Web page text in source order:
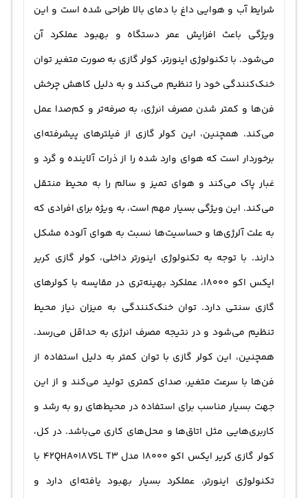
شرایط آب و هوایی داغ با دمای بالا طراحی شده است و این
ویژگی باعث افزایش عمر دستگاه و بهبود عملکرد آن
می‌شود. با تکنولوژی اینورتر، کولر گازی به صورت متغیر توان
خنک‌کنندگی خود را تنظیم می‌کند و به دلیل کاهش چرخش
فن‌ها و کمتر شدن مصرف انرژی، به صرفه‌تر و کم‌صدا عمل
می‌کند. همچنین، این کولر گازی از فیلترهای پیشرفته‌ای
برخوردار است که هوای وارد شده را از ذرات آلاینده و گرد و
غبار پاک می‌کند و هوای تمیز و سالم را به محیط منتقل
می‌کند. این ویژگی بسیار مهم است، به ویژه برای افرادی که
به علت آلرژی‌ها و حساسیت‌ها نسبت به هوای آلوده مشکل
دارند. با توجه به تکنولوژی اینورتر داخلی، کولر گازی کریر
ایکس اکو 18000، عملکرد بهینه‌تری در مقایسه با کولرهای
گازی سنتی دارد. توان خنک‌کنندگی به میزان نیاز محیط
تنظیم می‌شود و در نتیجه مصرف انرژی به حداقل می‌رسد.
همچنین، این کولر گازی با توان کمتر به دلیل استفاده از
فن‌ها با سرعت متغیر، صدای کمتری تولید می‌کند و از این
جهت بسیار مناسب برای استفاده در محیط‌های رو به رشد و
کاربری‌هایی مثل اتاق‌ها و محل‌های کاری می‌باشد. در کل،
کولر گازی کریر ایکس اکو 18000 مدل 42QHA018VSL T3 با
تکنولوژی اینورتر، عملکرد بسیار بهبود یافته‌ای دارد و